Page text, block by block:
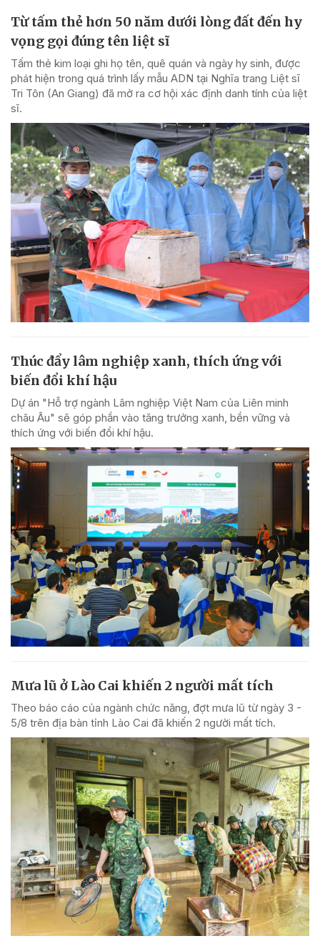
Từ tấm thẻ hơn 50 năm dưới lòng đất đến hy
vọng gọi đúng tên liệt sĩ
Tấm thẻ kim loại ghi họ tên, quê quán và ngày hy sinh, được
phát hiện trong quá trình lấy mẫu ADN tại Nghĩa trang Liệt sĩ
Tri Tôn (An Giang) đã mở ra cơ hội xác định danh tính của liệt
sĩ.
Thúc đẩy lâm nghiệp xanh, thích ứng với
biến đổi khí hậu
Dự án "Hỗ trợ ngành Lâm nghiệp Việt Nam của Liên minh
châu Âu" sẽ góp phần vào tăng trưởng xanh, bền vững và
thích ứng với biến đổi khí hậu.
Mưa lũ ở Lào Cai khiến 2 người mất tích
Theo báo cáo của ngành chức năng, đợt mưa lũ từ ngày 3 -
5/8 trên địa bàn tỉnh Lào Cai đã khiến 2 người mất tích.